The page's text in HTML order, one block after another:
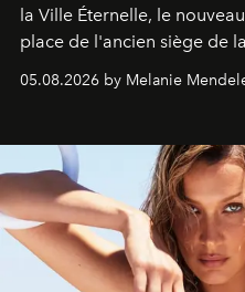
la Ville Éternelle, le
place de l'ancien siège de
05.08.2026 by Melanie